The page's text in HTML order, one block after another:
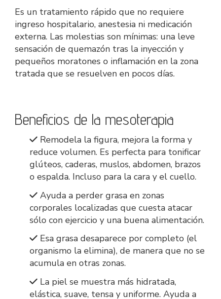
Es un tratamiento rápido que no requiere
ingreso hospitalario, anestesia ni medicación
externa. Las molestias son mínimas: una leve
sensación de quemazón tras la inyección y
pequeños moratones o inflamación en la zona
tratada que se resuelven en pocos días.
Beneficios de la mesoterapia
Remodela la figura, mejora la forma y
reduce volumen. Es perfecta para tonificar
glúteos, caderas, muslos, abdomen, brazos
o espalda. Incluso para la cara y el cuello.
Ayuda a perder grasa en zonas
corporales localizadas que cuesta atacar
sólo con ejercicio y una buena alimentación.
Esa grasa desaparece por completo (el
organismo la elimina), de manera que no se
acumula en otras zonas.
La piel se muestra más hidratada,
elástica, suave, tensa y uniforme. Ayuda a